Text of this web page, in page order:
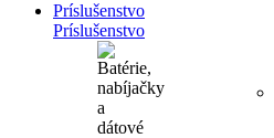
Príslušenstvo
Príslušenstvo